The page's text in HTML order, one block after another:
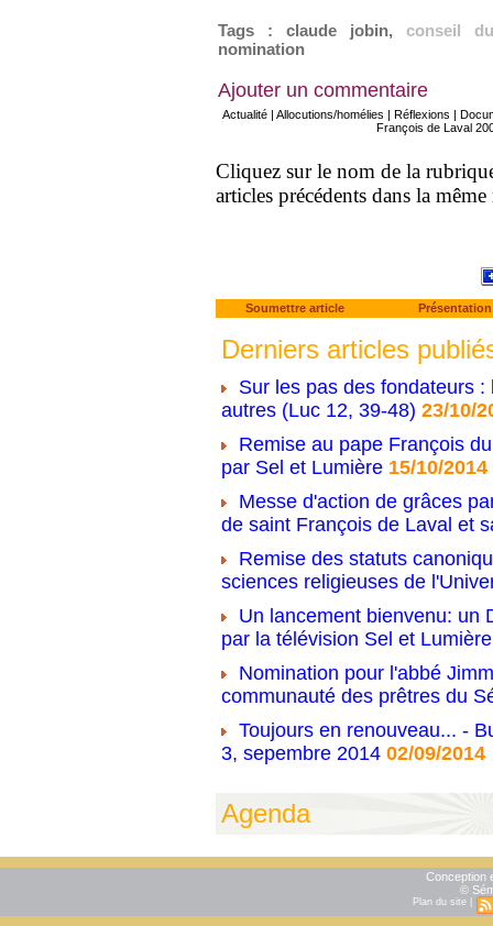
Tags : claude jobin, conseil
nomination
Ajouter un commentaire
Actualité |Allocutions/homélies |Réflexions |
François de Laval
Cliquez sur le nom de la
articles précédents dans la
Soumettre article Présentation
Derniers articles
Sur les pas des fondateurs :
autres (Luc 12, 39-48) 23/10/
Remise au pape François
par Sel et Lumière 15/10/2014
Messe d'action de grâces
de saint François de Laval et
Remise des statuts
sciences religieuses de
Un lancement bienvenu: un
par la télévision Sel et Lumière
Nomination pour l'abbé
communauté des prêtres du
Toujours en renouveau... -
3, sepembre 2014 02/09/2014
Agenda
Conception
©
Plan du site